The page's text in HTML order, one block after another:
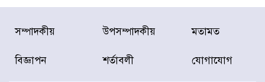
জুলাইয়ে দেশজুড়ে ৪৫৮টি সড়ক
দুর্ঘটনায় ৪১৬ জন নিহত হয়েছেন
সম্পাদকীয় উপসম্পাদকীয় মতামত
বিজ্ঞাপন শর্তাবলী যোগাযোগ